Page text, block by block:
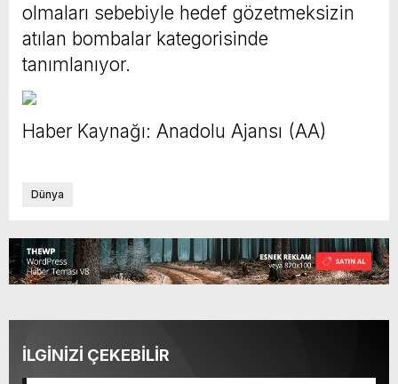
olmaları sebebiyle hedef gözetmeksizin
atılan bombalar kategorisinde
tanımlanıyor.
Haber Kaynağı: Anadolu Ajansı (AA)
Dünya
İLGİNİZİ ÇEKEBİLİR